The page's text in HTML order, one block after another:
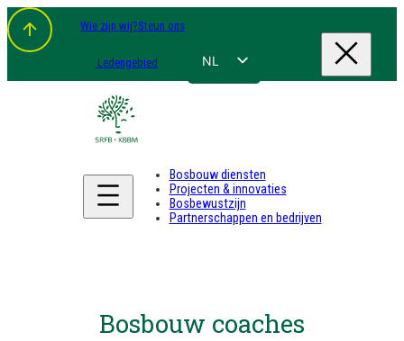
Wie zijn wij?Steun ons
Ledengebied NL
DE
Bosbouw diensten
Projecten & innovaties
Bosbewustzijn
Partnerschappen en bedrijven
Bosbouw coaches